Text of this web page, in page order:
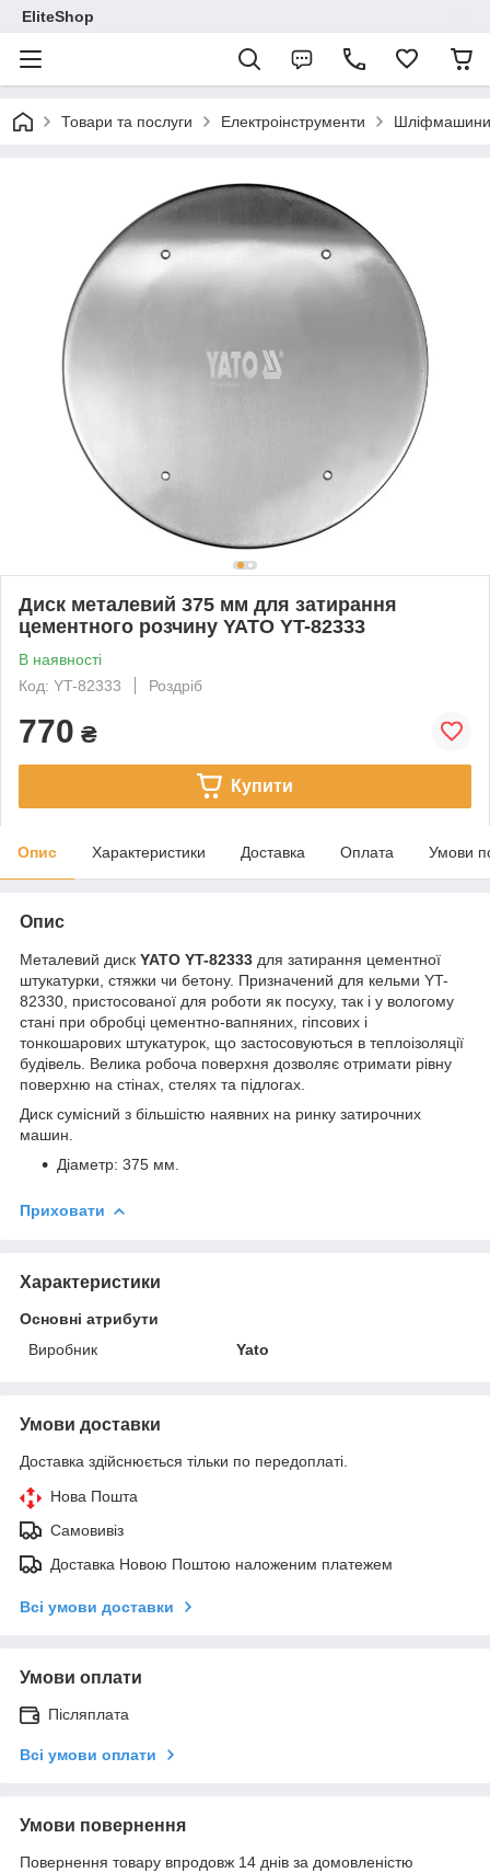
EliteShop
Товари та послуги Електроінструменти Шліфмашини
Диск металевий 375 мм для затирання
цементного розчину YATO YT-82333
В наявності
Код: YT-82333
Роздріб
770 ₴
Купити
Опис Характеристики Доставка Оплата Умови
Опис
Металевий диск YATO YT-82333 для затирання цементної
штукатурки, стяжки чи бетону. Призначений для кельми YT-
82330, пристосованої для роботи як посуху, так і у вологому
стані при обробці цементно-вапняних, гіпсових і
тонкошарових штукатурок, що застосовуються в теплоізоляції
будівель. Велика робоча поверхня дозволяє отримати рівну
поверхню на стінах, стелях та підлогах.
Диск сумісний з більшістю наявних на ринку затирочних
машин.
Діаметр: 375 мм.
Приховати
Характеристики
Основні атрибути
Виробник
Yato
Умови доставки
Доставка здійснюється тільки по передоплаті.
Нова Пошта
Самовивіз
Доставка Новою Поштою наложеним платежем
Всі умови доставки
Умови оплати
Післяплата
Всі умови оплати
Умови повернення
Повернення товару впродовж 14 днів за домовленістю